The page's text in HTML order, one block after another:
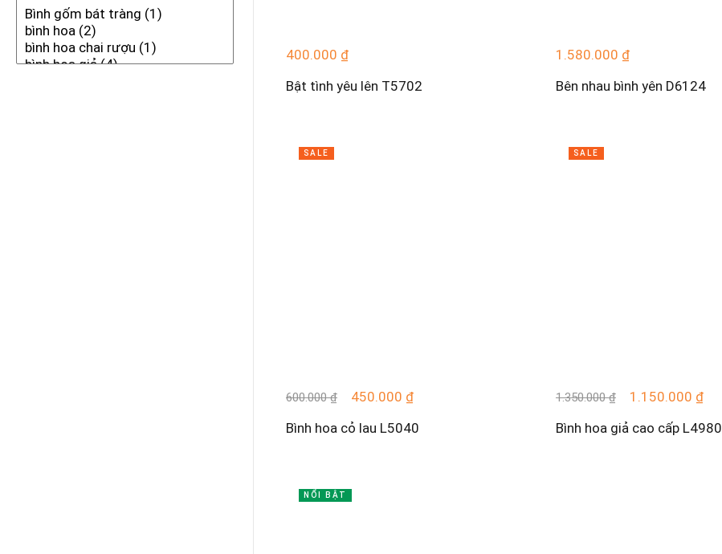
400.000 ₫
Bật tình yêu lên T5702
1.580.000 ₫
Bên nhau bình yên D6124
SALE
600.000₫ 450.000 ₫
Bình hoa cỏ lau L5040
SALE
1.350.000₫ 1.150.000 ₫
Bình hoa giả cao cấp L4980
NỔI BẬT